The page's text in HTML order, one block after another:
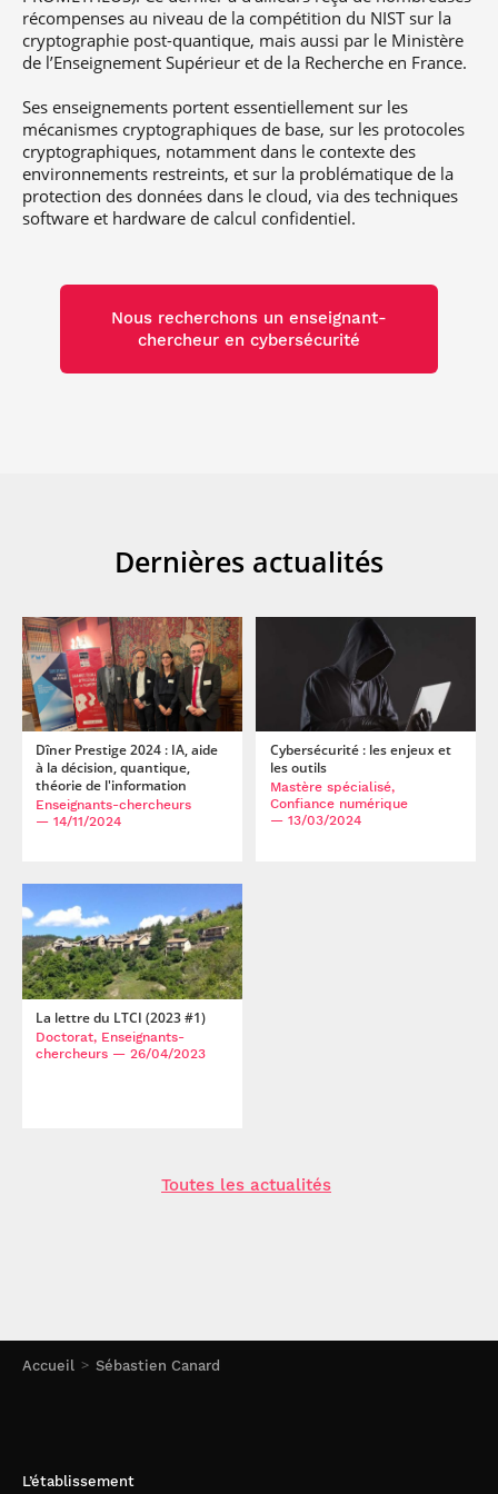
Accueil Sébastien Canard
récompenses au niveau de la compétition du NIST sur la
cryptographie post-quantique, mais aussi par le Ministère
de l’Enseignement Supérieur et de la Recherche en France.
Ses enseignements portent essentiellement sur les
mécanismes cryptographiques de base, sur les protocoles
cryptographiques, notamment dans le contexte des
environnements restreints, et sur la problématique de la
protection des données dans le cloud, via des techniques
software et hardware de calcul confidentiel.
Nous recherchons un enseignant-
chercheur en cybersécurité
Dernières actualités
Dîner Prestige 2024 : IA, aide
à la décision, quantique,
théorie de l'information
Enseignants-chercheurs
— 14/11/2024
Cybersécurité : les enjeux et
les outils
Mastère spécialisé,
Confiance numérique
— 13/03/2024
La lettre du LTCI (2023 #1)
Doctorat, Enseignants-
chercheurs — 26/04/2023
Toutes les actualités
L’établissement